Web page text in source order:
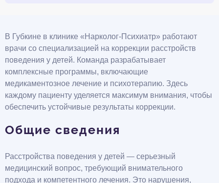
В Губкине в клинике «Нарколог-Психиатр» работают
врачи со специализацией на коррекции расстройств
поведения у детей. Команда разрабатывает
комплексные программы, включающие
медикаментозное лечение и психотерапию. Здесь
каждому пациенту уделяется максимум внимания, чтобы
обеспечить устойчивые результаты коррекции.
Общие сведения
Расстройства поведения у детей — серьезный
медицинский вопрос, требующий внимательного
подхода и компетентного лечения. Это нарушения,